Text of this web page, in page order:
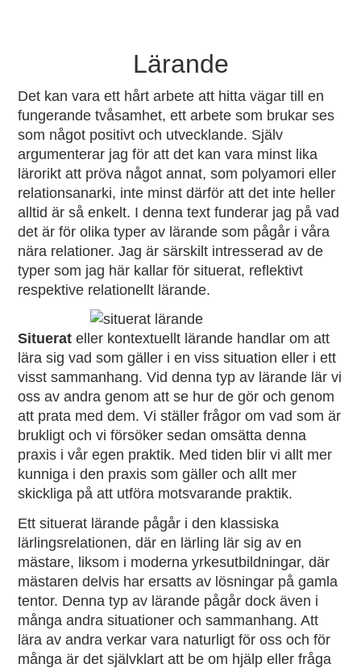
Lärande
Det kan vara ett hårt arbete att hitta vägar till en
fungerande tvåsamhet, ett arbete som brukar ses
som något positivt och utvecklande. Själv
argumenterar jag för att det kan vara minst lika
lärorikt att pröva något annat, som polyamori eller
relationsanarki, inte minst därför att det inte heller
alltid är så enkelt. I denna text funderar jag på vad
det är för olika typer av lärande som pågår i våra
nära relationer. Jag är särskilt intresserad av de
typer som jag här kallar för situerat, reflektivt
respektive relationellt lärande.
Situerat eller kontextuellt lärande handlar om att
lära sig vad som gäller i en viss situation eller i ett
visst sammanhang. Vid denna typ av lärande lär vi
oss av andra genom att se hur de gör och genom
att prata med dem. Vi ställer frågor om vad som är
brukligt och vi försöker sedan omsätta denna
praxis i vår egen praktik. Med tiden blir vi allt mer
kunniga i den praxis som gäller och allt mer
skickliga på att utföra motsvarande praktik.
Ett situerat lärande pågår i den klassiska
lärlingsrelationen, där en lärling lär sig av en
mästare, liksom i moderna yrkesutbildningar, där
mästaren delvis har ersatts av lösningar på gamla
tentor. Denna typ av lärande pågår dock även i
många andra situationer och sammanhang. Att
lära av andra verkar vara naturligt för oss och för
många är det självklart att be om hjälp eller fråga